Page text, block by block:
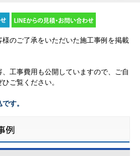
のご了承をいただいた施工事例を掲載
工事費用も公開していますので、ご自
ご覧ください。
す。
例